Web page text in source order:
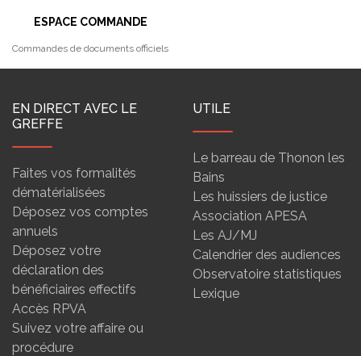
ESPACE COMMANDE
Commandes de documents officiels
EN DIRECT AVEC LE
GREFFE
Faites vos formalités
dématérialisées
Déposez vos comptes
annuels
Déposez votre
déclaration des
bénéficiaires effectifs
Accès RPVA
Suivez votre affaire ou
procédure
UTILE
Le barreau de Thonon les
Bains
Les huissiers de justice
Association APESA
Les AJ/MJ
Calendrier des audiences
Observatoire statistiques
Lexique